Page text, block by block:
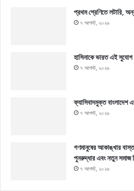
প্রথম শ্রেণিতে লটারি,
৭ আগস্ট, ২০২৬
হাসিনাকে ভারত এই সুযোগ
৭ আগস্ট, ২০২৬
ফ্যাসিবাদমুক্ত বাংলাদেশ
৭ আগস্ট, ২০২৬
গণমানুষের আকাঙ্খার
পুনরুদ্ধার এবং নতুন সমাজ
৭ আগস্ট, ২০২৬